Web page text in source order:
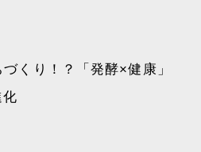
くり！？「発酵×健康」